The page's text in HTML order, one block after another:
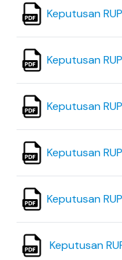
Keputusan
Keputusan
Keputusan
Keputusan
Keputusan
Keputusan